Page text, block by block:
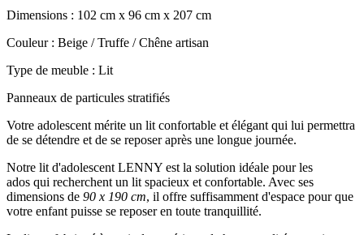
Dimensions : 102 cm x 96 cm x 207 cm
Couleur : Beige / Truffe / Chêne artisan
Type de meuble : Lit
Panneaux de particules stratifiés
Votre adolescent mérite un lit confortable et élégant qui lui permettra
de se détendre et de se reposer après une longue journée.
Notre lit d'adolescent LENNY est la solution idéale pour les
ados qui recherchent un lit spacieux et confortable. Avec ses
dimensions de 90 x 190 cm, il offre suffisamment d'espace pour que
votre enfant puisse se reposer en toute tranquillité.